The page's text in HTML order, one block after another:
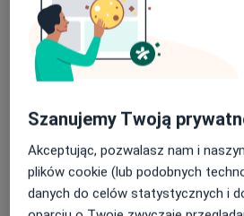
Specjaliści
Psycholog
Psycholog,
18 opinii
Szanujemy Twoją
Akceptując, pozwalasz nam i
plików cookie (lub podobnych
danych do celów statystycznych i